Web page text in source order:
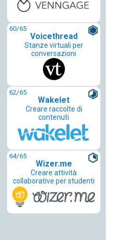
60/65
Voicethread
Stanze virtuali per
conversazioni
62/65
Wakelet
Creare raccolte di
contenuti
64/65
Wizer.me
Creare attività
collaborative per studenti